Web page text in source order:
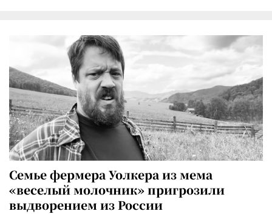
Семье фермера Уолкера из мема
«веселый молочник» пригрозили
выдворением из России